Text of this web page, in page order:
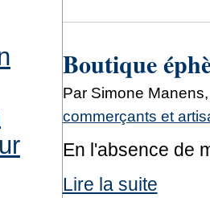
Boutique
Par Simone
commerçants et
En l'absence de
Lire la suite